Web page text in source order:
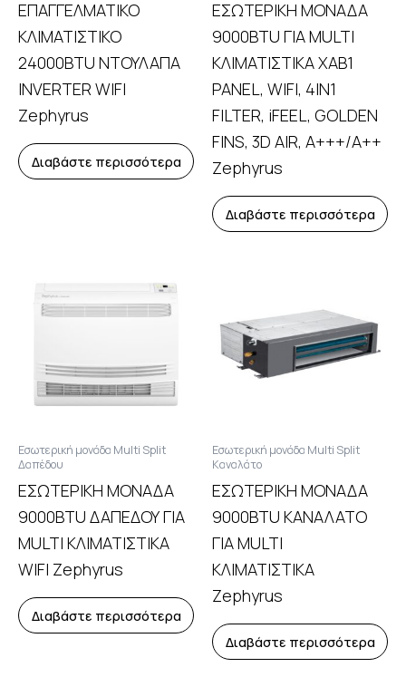
ΕΠΑΓΓΕΛΜΑΤΙΚΟ
ΚΛΙΜΑΤΙΣΤΙΚΟ
24000BTU ΝΤΟΥΛΑΠΑ
INVERTER WIFI
Zephyrus
Διαβάστε περισσότερα
ΕΣΩΤΕΡΙΚΗ ΜΟΝΑΔΑ
9000BTU ΓΙΑ MULTI
ΚΛΙΜΑΤΙΣΤΙΚΑ ΧΑΒ1
PANEL, WIFI, 4IN1
FILTER, iFEEL, GOLDEN
FINS, 3D AIR, A+++/A++
Zephyrus
Διαβάστε περισσότερα
Εσωτερική μονάδα Multi Split
Δαπέδου
ΕΣΩΤΕΡΙΚΗ ΜΟΝΑΔΑ
9000BTU ΔΑΠΕΔΟΥ ΓΙΑ
MULTI ΚΛΙΜΑΤΙΣΤΙΚΑ
WIFI Zephyrus
Διαβάστε περισσότερα
Εσωτερική μονάδα Multi Split
Καναλάτο
ΕΣΩΤΕΡΙΚΗ ΜΟΝΑΔΑ
9000BTU ΚΑΝΑΛΑΤΟ
ΓΙΑ MULTI
ΚΛΙΜΑΤΙΣΤΙΚΑ
Zephyrus
Διαβάστε περισσότερα